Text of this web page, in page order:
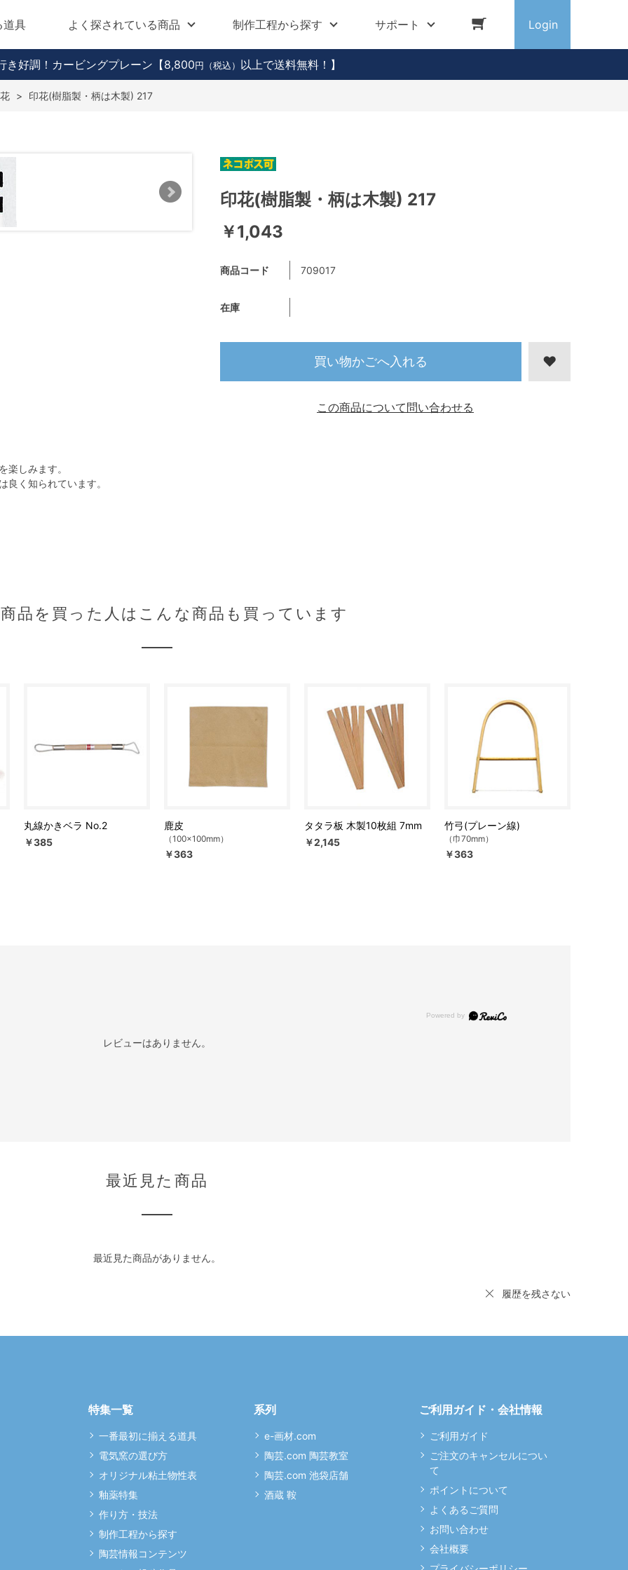
道具 よく探されている商品 制作工程から探す サポート Login
き好調！カービングプレーン 【8,800 円（税込） 以上で送料無料！】
> 印花(樹脂製・柄は木製) 217
楽しみます。
く知られています。
印花(樹脂製・柄は木製) 217
￥1,043
商品コード 709017
在庫
買い物かごへ入れる
この商品について問い合わせる
品を買った人はこんな商品も買っています
丸線かきベラ No.2
￥385
鹿皮
（100×100mm）
￥363
タタラ板 木製10枚組 7mm
￥2,145
竹弓(プレーン線)
（巾70mm）
￥363
レビューはありません。
最近見た商品
最近見た商品がありません。
履歴を残さない
特集一覧
一番最初に揃える道具
電気窯の選び方
オリジナル粘土物性表
釉薬特集
作り方・技法
制作工程から探す
陶芸情報コンテンツ
系列
e-画材.com
陶芸.com 陶芸教室
陶芸.com 池袋店舗
酒蔵 鞍
ご利用ガイド・会社情報
ご利用ガイド
ご注文のキャンセルについ
て
ポイントについて
よくあるご質問
お問い合わせ
会社概要